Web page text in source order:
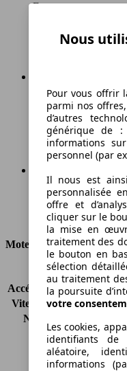
Essence
150 g/km
Émissions de CO2
Ø 6.6 l/100km
Consommation
Moteur et Puissance
KW (CH)
Accélération (0-100 km/h)
Vitesse maximale (km/h)
Nombre de vitesses
Couple
Cylindrée
Carburant
Nous
Pour vous offrir
parmi nos
d’autres
générique de
informations
personnel (par
Il nous est
personnalisée
offre et
cliquer sur le
la mise en
traitement des
le bouton en
sélection
au traitement
la poursuite
votre
Les cookies,
identifiants de
aléatoire,
informations